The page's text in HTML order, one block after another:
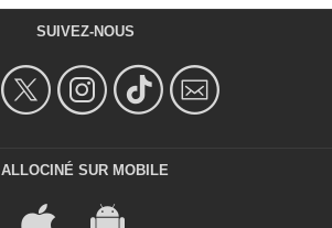
SUIVEZ-NOUS
ALLOCINÉ SUR MOBILE